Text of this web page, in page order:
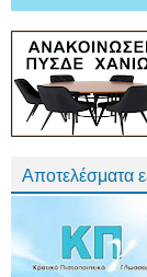
Αποτελέσματα